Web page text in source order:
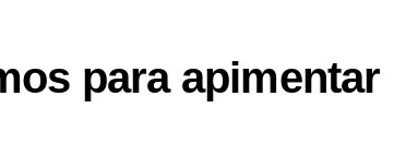
para apimentar